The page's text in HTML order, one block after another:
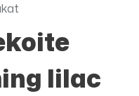
lilac